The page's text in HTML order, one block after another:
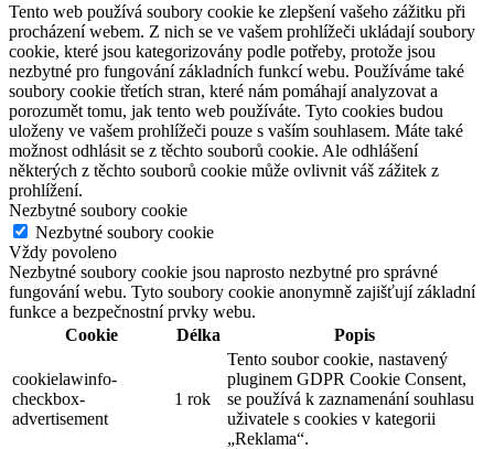
Tento web používá soubory cookie ke zlepšení vašeho zážitku při
procházení webem. Z nich se ve vašem prohlížeči ukládají soubory
cookie, které jsou kategorizovány podle potřeby, protože jsou
nezbytné pro fungování základních funkcí webu. Používáme také
soubory cookie třetích stran, které nám pomáhají analyzovat a
porozumět tomu, jak tento web používáte. Tyto cookies budou
uloženy ve vašem prohlížeči pouze s vaším souhlasem. Máte také
možnost odhlásit se z těchto souborů cookie. Ale odhlášení
některých z těchto souborů cookie může ovlivnit váš zážitek z
prohlížení.
Nezbytné soubory cookie
Nezbytné soubory cookie
Vždy povoleno
Nezbytné soubory cookie jsou naprosto nezbytné pro správné
fungování webu. Tyto soubory cookie anonymně zajišťují základní
funkce a bezpečnostní prvky webu.
Cookie
Délka Popis
cookielawinfo-
checkbox-
advertisement
1 rok
Tento soubor cookie, nastavený
pluginem GDPR Cookie Consent,
se používá k zaznamenání souhlasu
uživatele s cookies v kategorii
„Reklama“.